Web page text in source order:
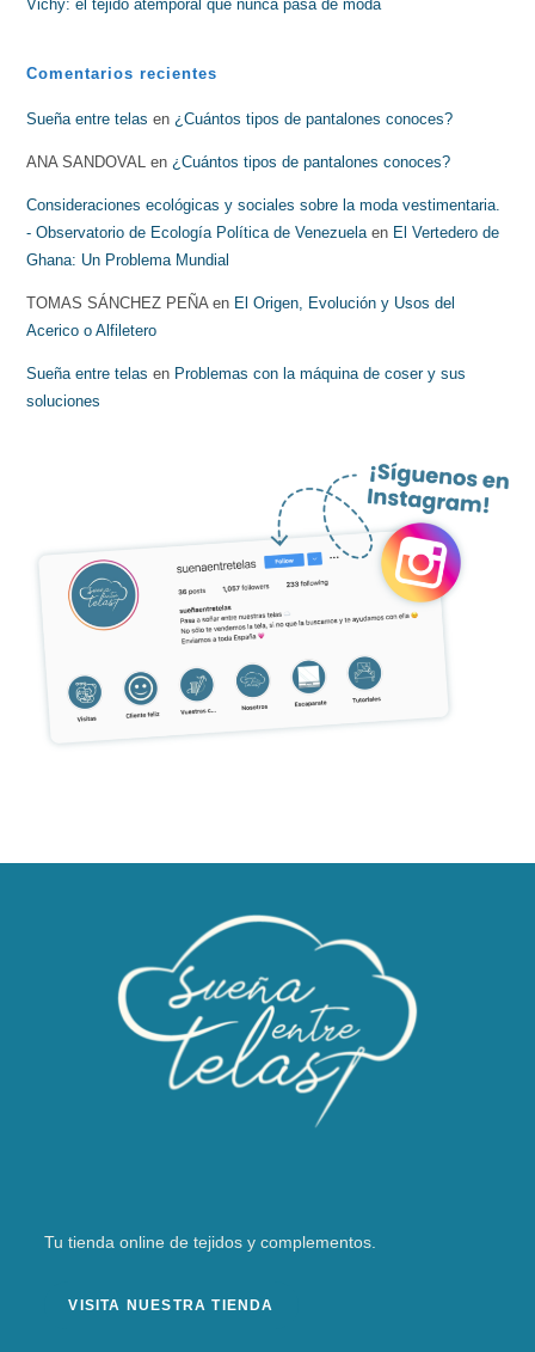
Vichy: el tejido atemporal que nunca pasa de moda
Comentarios recientes
Sueña entre telas en ¿Cuántos tipos de pantalones conoces?
ANA SANDOVAL en ¿Cuántos tipos de pantalones conoces?
Consideraciones ecológicas y sociales sobre la moda vestimentaria.
- Observatorio de Ecología Política de Venezuela en El Vertedero de
Ghana: Un Problema Mundial
TOMAS SÁNCHEZ PEÑA en El Origen, Evolución y Usos del
Acerico o Alfiletero
Sueña entre telas en Problemas con la máquina de coser y sus
soluciones
Tu tienda online de tejidos y complementos.
VISITA NUESTRA TIENDA